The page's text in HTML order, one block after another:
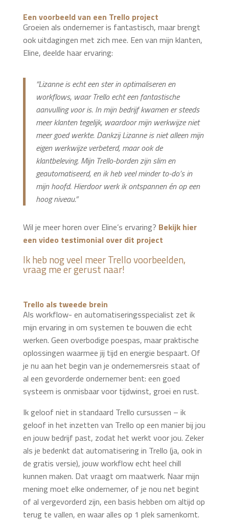
Een voorbeeld van een Trello project
Groeien als ondernemer is fantastisch, maar brengt
ook uitdagingen met zich mee. Een van mijn klanten,
Eline, deelde haar ervaring:
“Lizanne is echt een ster in optimaliseren en
workflows, waar Trello echt een fantastische
aanvulling voor is. In mijn bedrijf kwamen er steeds
meer klanten tegelijk, waardoor mijn werkwijze niet
meer goed werkte. Dankzij Lizanne is niet alleen mijn
eigen werkwijze verbeterd, maar ook de
klantbeleving. Mijn Trello-borden zijn slim en
geautomatiseerd, en ik heb veel minder to-do’s in
mijn hoofd. Hierdoor werk ik ontspannen én op een
hoog niveau.”
Wil je meer horen over Eline’s ervaring? Bekijk hier
een video testimonial over dit project
Ik heb nog veel meer Trello voorbeelden,
vraag me er gerust naar!
Trello als tweede brein
Als workflow- en automatiseringsspecialist zet ik
mijn ervaring in om systemen te bouwen die echt
werken. Geen overbodige poespas, maar praktische
oplossingen waarmee jij tijd en energie bespaart. Of
je nu aan het begin van je ondernemersreis staat of
al een gevorderde ondernemer bent: een goed
systeem is onmisbaar voor tijdwinst, groei en rust.
Ik geloof niet in standaard Trello cursussen – ik
geloof in het inzetten van Trello op een manier bij jou
en jouw bedrijf past, zodat het werkt voor jou. Zeker
als je bedenkt dat automatisering in Trello (ja, ook in
de gratis versie), jouw workflow echt heel chill
kunnen maken. Dat vraagt om maatwerk. Naar mijn
mening moet elke ondernemer, of je nou net begint
of al vergevorderd zijn, een basis hebben om altijd op
terug te vallen, en waar alles op 1 plek samenkomt.